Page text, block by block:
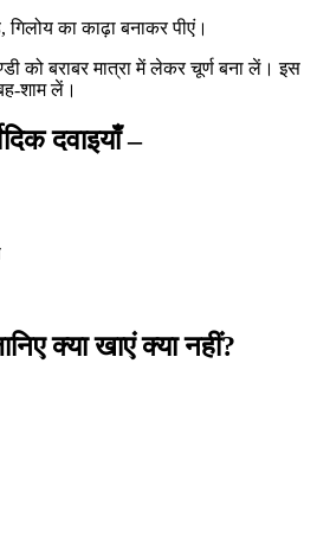
गिलोय का काढ़ा बनाकर पीएं।
को बराबर मात्रा में लेकर चूर्ण बना लें। इस
शाम लें।
दवाइयाँ –
क्या खाएं क्या नहीं?